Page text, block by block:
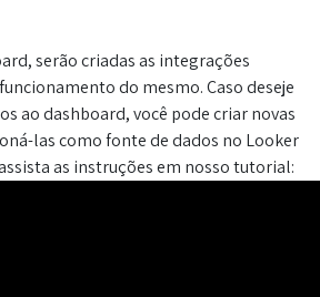
serão criadas as integrações
do mesmo. Caso deseje
ao dashboard, você pode criar novas
las como fonte de dados no Looker
as instruções em nosso tutorial: